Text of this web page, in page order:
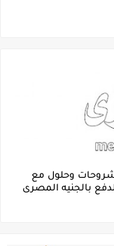
وحلول مع
بالجنيه المصرى